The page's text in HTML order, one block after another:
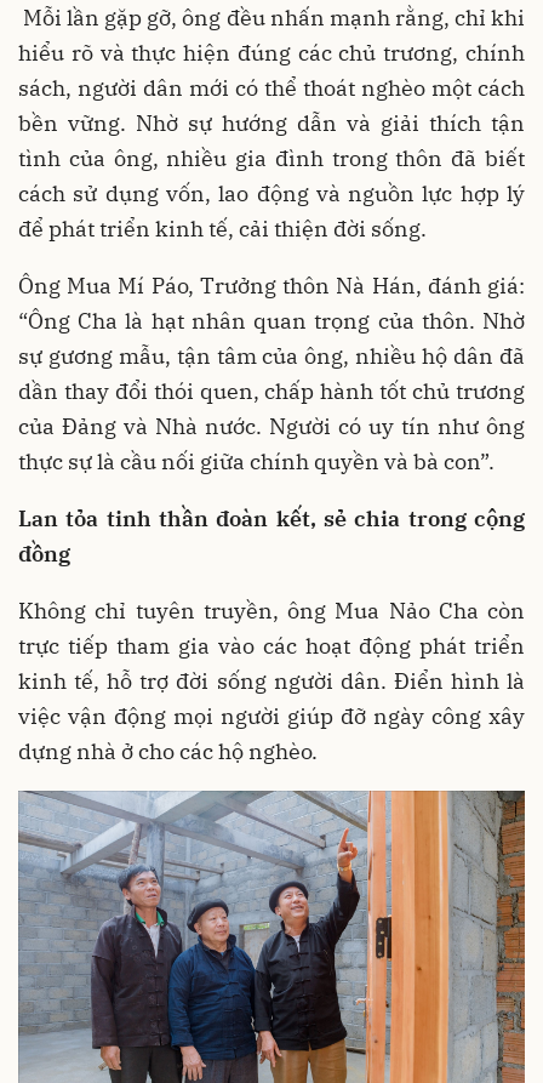
Mỗi lần gặp gỡ, ông đều nhấn mạnh rằng, chỉ khi
hiểu rõ và thực hiện đúng các chủ trương, chính
sách, người dân mới có thể thoát nghèo một cách
bền vững. Nhờ sự hướng dẫn và giải thích tận
tình của ông, nhiều gia đình trong thôn đã biết
cách sử dụng vốn, lao động và nguồn lực hợp lý
để phát triển kinh tế, cải thiện đời sống.
Ông Mua Mí Páo, Trưởng thôn Nà Hán, đánh giá:
“Ông Cha là hạt nhân quan trọng của thôn. Nhờ
sự gương mẫu, tận tâm của ông, nhiều hộ dân đã
dần thay đổi thói quen, chấp hành tốt chủ trương
của Đảng và Nhà nước. Người có uy tín như ông
thực sự là cầu nối giữa chính quyền và bà con”.
Lan tỏa tinh thần đoàn kết, sẻ chia trong cộng
đồng
Không chỉ tuyên truyền, ông Mua Nảo Cha còn
trực tiếp tham gia vào các hoạt động phát triển
kinh tế, hỗ trợ đời sống người dân. Điển hình là
việc vận động mọi người giúp đỡ ngày công xây
dựng nhà ở cho các hộ nghèo.